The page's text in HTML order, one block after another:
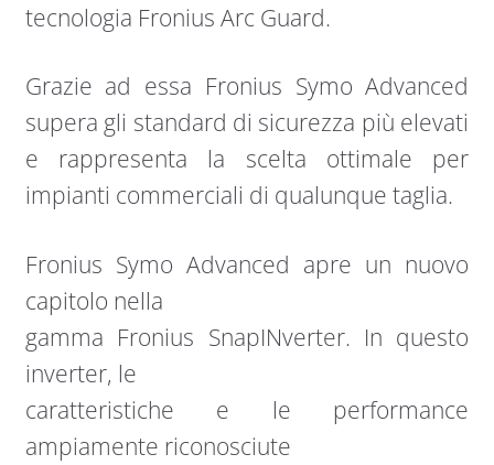
tecnologia Fronius Arc Guard.
Grazie ad essa Fronius Symo Advanced
supera gli standard di sicurezza più elevati
e rappresenta la scelta ottimale per
impianti commerciali di qualunque taglia.
Fronius Symo Advanced apre un nuovo
capitolo nella
gamma Fronius SnapINverter. In questo
inverter, le
caratteristiche e le performance
ampiamente riconosciute